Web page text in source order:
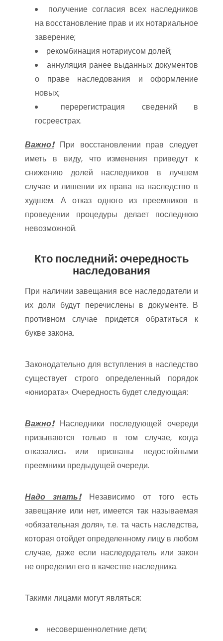
получение согласия всех наследников
на восстановление прав и их нотариальное
заверение;
рекомбинация нотариусом долей;
аннуляция ранее выданных документов
о праве наследования и оформление
новых;
перерегистрация сведений в
госреестрах.
Важно!При восстановлении прав следует
иметь в виду, что изменения приведут к
снижению долей наследников в лучшем
случае и лишении их права на наследство в
худшем. А отказ одного из преемников в
проведении процедуры делает последнюю
невозможной.
Кто последний: очередность
наследования
При наличии завещания все наследодатели и
их доли будут перечислены в документе. В
противном случае придется обратиться к
букве закона.
Законодательно для вступления в наследство
существует строго определенный порядок
«юниората». Очередность будет следующая:
Важно!Наследники последующей очереди
призываются только в том случае, когда
отказались или признаны недостойными
преемники предыдущей очереди.
Надо знать!Независимо от того есть
завещание или нет, имеется так называемая
«обязательная доля», т.е. та часть наследства,
которая отойдет определенному лицу в любом
случае, даже если наследодатель или закон
не определил его в качестве наследника.
Такими лицами могут являться:
несовершеннолетние дети;